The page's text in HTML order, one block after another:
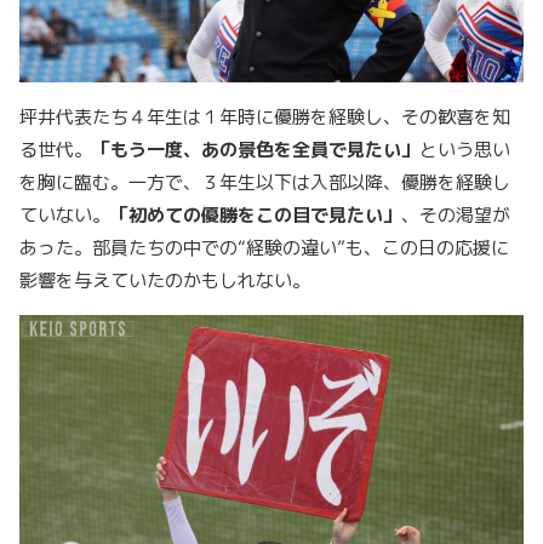
坪井代表たち４年生は１年時に優勝を経験し、その歓喜を知
る世代。
「もう一度、あの景色を全員で見たい」 という思い
を胸に臨む。一方で、３年生以下は入部以降、優勝を経験し
ていない。
「初めての優勝をこの目で見たい」 、その渇望が
あった。部員たちの中での“経験の違い”も、この日の応援に
影響を与えていたのかもしれない。